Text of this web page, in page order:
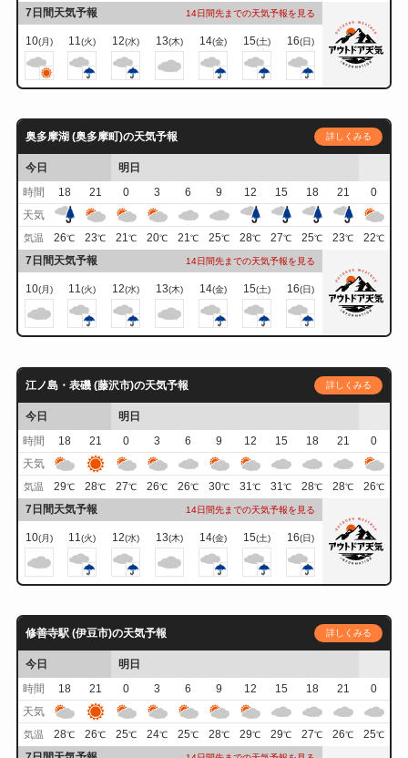
7日間天気予報 14日間先までの天気予報を見る
10(月) 11(火) 12(水) 13(木) 14(金) 15(土) 16(日)
奥多摩湖 (奥多摩町)の天気予報 詳しくみる
今日
明日
時間
18 21 0 3 6 9 12 15 18 21
0
天気
気温 26℃ 23℃ 21℃ 20℃ 21℃ 25℃ 28℃ 27℃ 25℃ 23℃ 22℃
7日間天気予報 14日間先までの天気予報を見る
10(月) 11(火) 12(水) 13(木) 14(金) 15(土) 16(日)
江ノ島・表磯 (藤沢市)の天気予報 詳しくみる
今日
明日
時間
18 21 0 3 6 9 12 15 18 21
0
天気
気温 29℃ 28℃ 27℃ 26℃ 26℃ 30℃ 31℃ 31℃ 28℃ 28℃ 26℃
7日間天気予報 14日間先までの天気予報を見る
10(月) 11(火) 12(水) 13(木) 14(金) 15(土) 16(日)
修善寺駅 (伊豆市)の天気予報 詳しくみる
今日
明日
時間
18 21 0 3 6 9 12 15 18 21
0
天気
気温 28℃ 26℃ 25℃ 24℃ 25℃ 28℃ 29℃ 29℃ 27℃ 26℃ 25℃